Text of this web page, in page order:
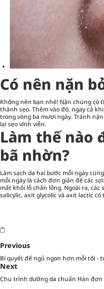
Có nên nặn
Không nên bạn nhé! Nặn chúng có
thành sẹo. Thêm vào đó, ngay cả
trong vòng ba mươi ngày. Tránh
lại sẹo vĩnh viễn.
Làm thế nào
bã nhờn?
Làm sạch da hai bước mỗi ngày
mỗi ngày là cách đơn giản để các
mất khỏi lỗ chân lông. Ngoài ra, các
salicylic, axit glycolic và axit lactic
Previous
Bí quyết để ngủ ngon hơn mỗi tối -
Next
Chu trình dưỡng da chuẩn Hàn